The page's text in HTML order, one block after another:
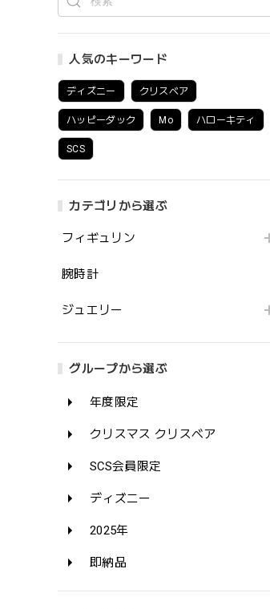
人気のキーワード
ディズニー クリスベア
ハッピーダック Mo ハローキティ
SCS
カテゴリから選ぶ
フィギュリン
腕時計
ジュエリー
グループから選ぶ
年度限定
クリスマス クリスベア
SCS会員限定
ディズニー
2025年
即納品